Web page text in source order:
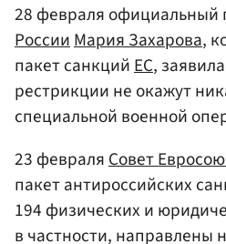
28 февраля официальный
РоссииМария Захарова,
пакет санкцийЕС,
рестрикции не окажут
специальной военной
23 февраляСовет
пакет антироссийских
194 физических и
в частности, направлены